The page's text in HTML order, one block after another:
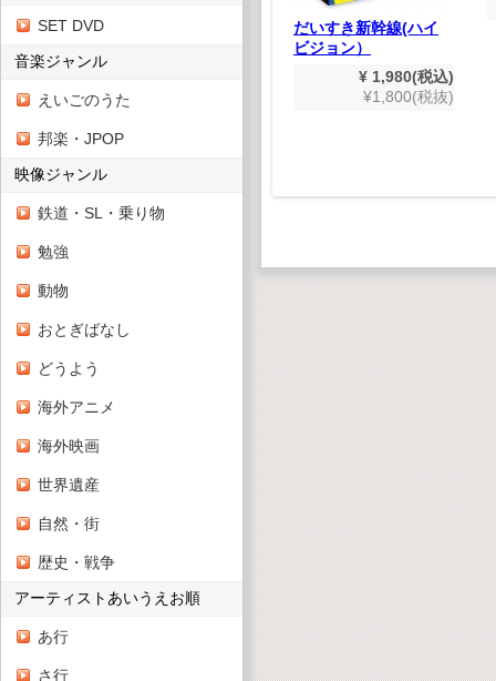
SET DVD
音楽ジャンル
えいごのうた
邦楽・JPOP
映像ジャンル
鉄道・SL・乗り物
勉強
動物
おとぎばなし
どうよう
海外アニメ
海外映画
世界遺産
自然・街
歴史・戦争
アーティストあいうえお順
あ行
さ行
きょう
税込)
¥ 1,628(税込)
¥1,480(税抜)
だいすき新幹線(ハイ
ビジョン）
¥ 1,980(税込)
¥1,800(税抜)